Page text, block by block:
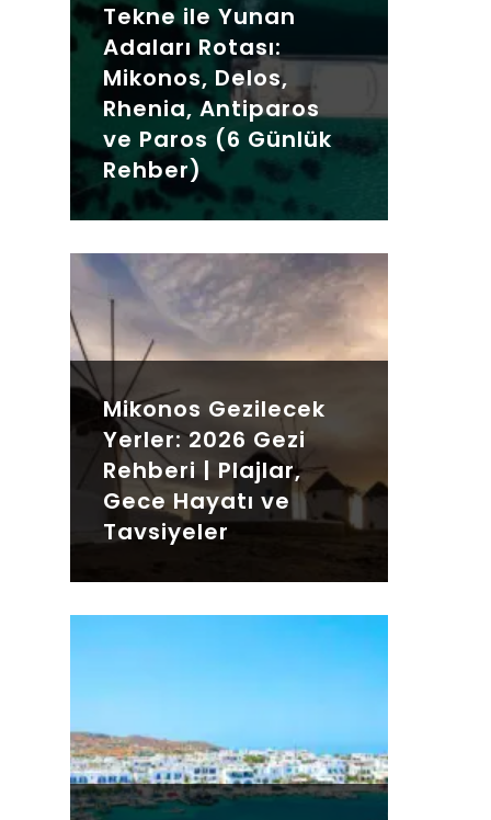
Tekne ile Yunan
Adaları Rotası:
Mikonos, Delos,
Rhenia, Antiparos
ve Paros (6 Günlük
Rehber)
Mikonos Gezilecek
Yerler: 2026 Gezi
Rehberi | Plajlar,
Gece Hayatı ve
Tavsiyeler